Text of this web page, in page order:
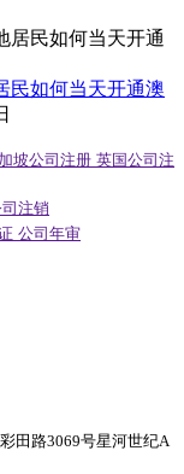
民如何当天开通澳
坡公司注册 英国公司注
注销
公司年审
田路3069号星河世纪A